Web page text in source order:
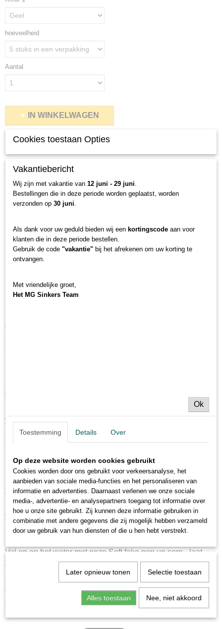
hoeveelheid
Aantal
IN WINKELWAGEN
Productcode
Bruto gewicht
0,02 Kg
Omschrijving
Heb je je ooit afgevraagd waarom jouw aas altijd eindigt
een snack voor kreeften en kleine visjes? Hier is de
oplossing die jouw benadering van vissen zal
Vissen is een kunst, maar hoe beheers je het probleem dat
vangst, en plotseling verschijnen er ongenode gasten.
Kreeften en kleine visjes, als vampieren 's nachts, ontnemen
tijd om deze plaag een halt toe te roepen!
Onze kunstmatige gele maïs is niet zomaar aas - het is een
innovatieve recept en het authentieke uiterlijk maakt deze
maïs jouw aas bestand tegen die hinderlijke kreeften en
kleine visjes.
Vergeet de frustratie en zeg vaarwel tegen de problemen!
Kunstmatige gele maïs werkt als een magneet voor grotere
vissen en schrikt tegelijkertijd indringers af. Haar intense
kleur en realistische textuur laten vissen echt geloven dat ze
een smakelijke snack voor zich hebben.
Val op op het water met onze Soft fake pop up corn - laat
jouw viservaring onvergetelijk worden! Laat andere
aassoorten huilen van jaloezie wanneer jij moeiteloos jouw
gedroomde vis binnenhaalt. Ontdek het geheim van het
visserij succes met onze kunstmatige gele maïs - nu zal
geen kreeft of kleine vis jouw plannen dwarsbomen!
Cookies toestaan Opties
Vakantiebericht
Wij zijn met vakantie van 12 juni - 29 juni.
Bestellingen die in deze periode worden geplaatst, worden
verzonden op 30 juni.
Als dank voor uw geduld bieden wij een kortingscode aan voor
klanten die in deze periode bestellen.
Gebruik de code "vakantie" bij het afrekenen om uw korting te
ontvangen.
Met vriendelijke groet,
Het MG Sinkers Team
Ok
Toestemming Details Over
Op deze website worden cookies gebruikt
Cookies worden door ons gebruikt voor verkeersanalyse, het
aanbieden van sociale media-functies en het personaliseren van
informatie en advertenties. Daarnaast verlenen we onze sociale
media-, advertentie- en analysepartners toegang tot informatie over
hoe u onze site gebruikt. Zij kunnen deze informatie gebruiken in
combinatie met andere gegevens die zij mogelijk hebben verzameld
door uw gebruik van hun diensten of die u hen hebt verstrekt.
Later opnieuw tonen Selectie toestaan
Alles toestaan Nee, niet akkoord